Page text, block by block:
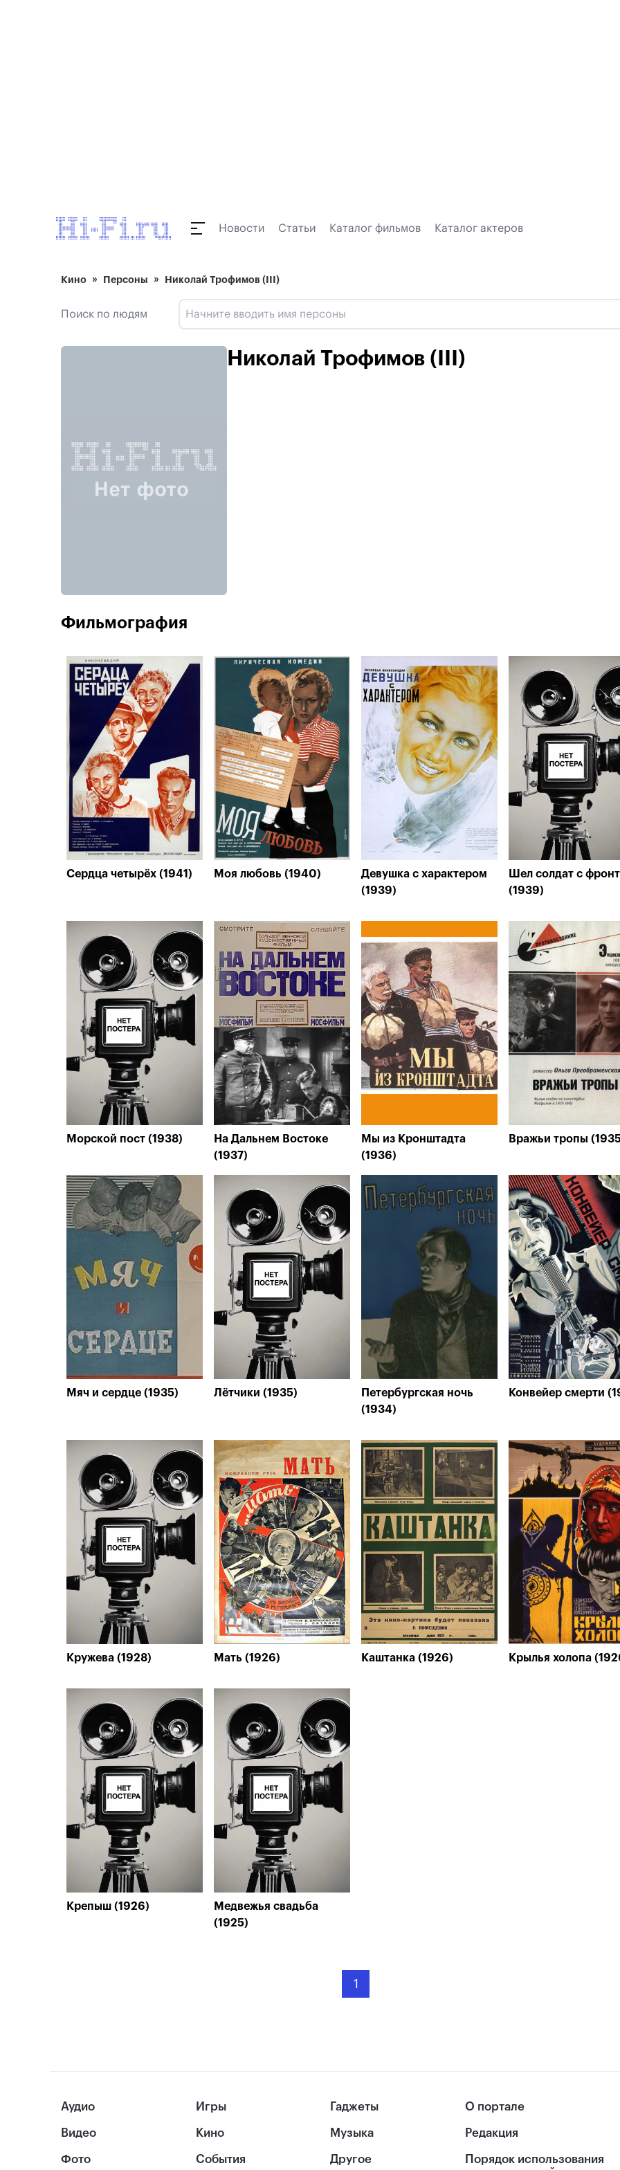
Новости Статьи Каталог фильмов Каталог актеров
Кино Персоны Николай Трофимов (III)
Поиск по людям
Николай Трофимов (III)
Фильмография
Сердца четырёх (1941) Моя любовь (1940)
Девушка с характером
(1939)
Шел солдат с
(1939)
Морской пост (1938)
На Дальнем Востоке
(1937)
Мы из Кронштадта
(1936)
Вражьи тропы
Мяч и сердце (1935) Лётчики (1935)
Петербургская ночь
(1934)
Конвейер смерти
Кружева (1928) Мать (1926) Каштанка (1926) Крылья холопа
Крепыш (1926)
Медвежья свадьба
(1925)
1
Аудио
Видео
Фото
Игры
Кино
События
Гаджеты
Музыка
Другое
О портале
Редакция
Порядок использования